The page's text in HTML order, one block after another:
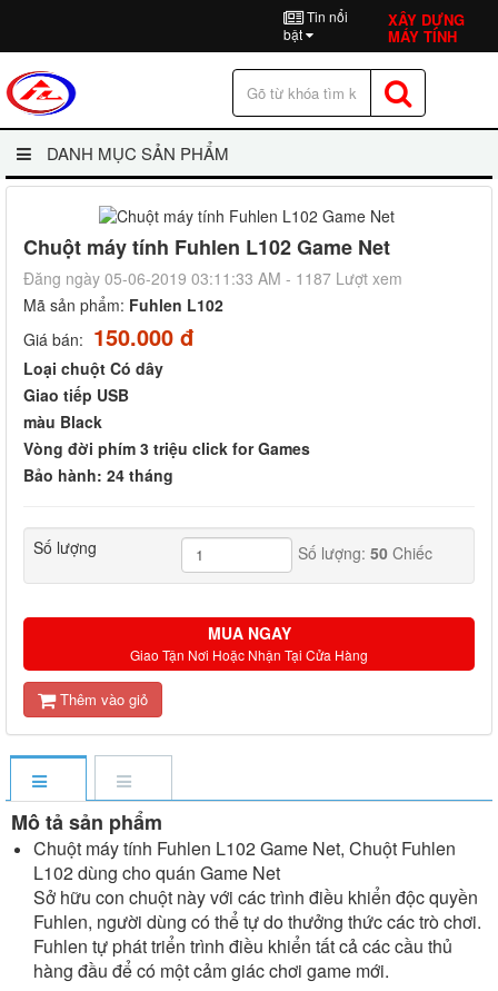
Tin nổi
bật
XÂY DỰNG
MÁY TÍNH
DANH MỤC SẢN PHẨM
Chuột máy tính Fuhlen L102 Game Net
Đăng ngày 05-06-2019 03:11:33 AM - 1187 Lượt xem
Mã sản phẩm: Fuhlen L102
Giá bán: 150.000 đ
Loại chuột Có dây
Giao tiếp USB
màu Black
Vòng đời phím 3 triệu click for Games
Bảo hành: 24 tháng
Số lượng Số lượng: 50Chiếc
MUA NGAY
Giao Tận Nơi Hoặc Nhận Tại Cửa Hàng
Thêm vào giỏ
Mô tả sản phẩm
Chuột máy tính Fuhlen L102 Game Net, Chuột Fuhlen
L102 dùng cho quán Game Net
Sở hữu con chuột này với các trình điều khiển độc quyền
Fuhlen, người dùng có thể tự do thưởng thức các trò chơi.
Fuhlen tự phát triển trình điều khiển tất cả các cầu thủ
hàng đầu để có một cảm giác chơi game mới.